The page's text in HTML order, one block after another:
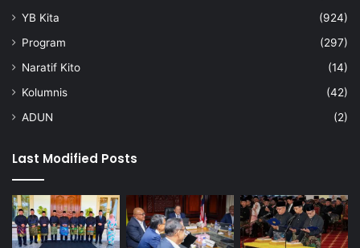
YB Kita
(924)
Program
(297)
Naratif Kito
(14)
Kolumnis
(42)
ADUN
(2)
Last Modified Posts